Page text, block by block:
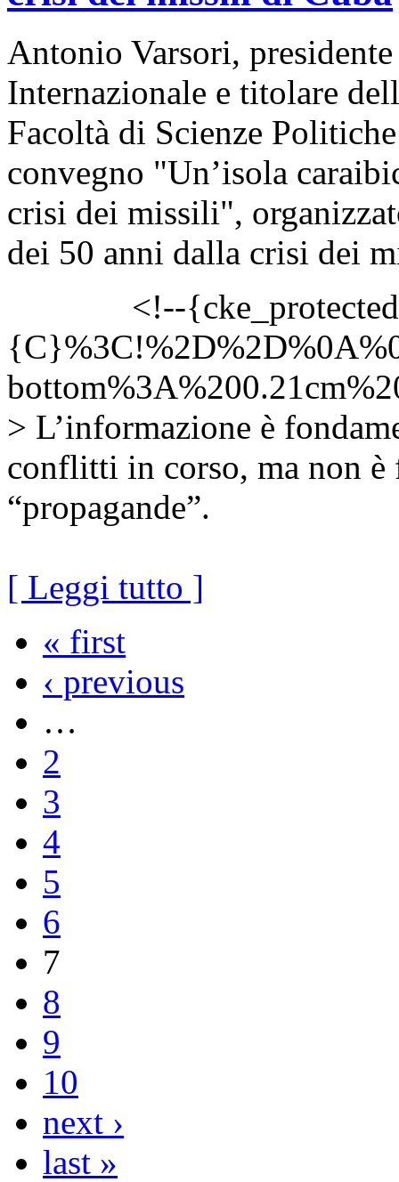
Antonio Varsori,
Internazionale e titolare
Facoltà di Scienze
convegno "Un’isola
crisi dei missili",
dei 50 anni dalla crisi dei
<!--
> L’informazione è
conflitti in corso, ma non
“propagande”.
[ Leggi tutto ]
« first
‹ previous
…
2
3
4
5
6
7
8
9
10
next ›
last »